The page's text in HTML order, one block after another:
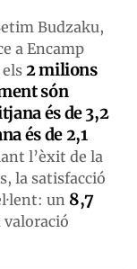
Budzaku,
a Encamp
2 milions
són
és de 3,2
és de 2,1
l’èxit de la
la satisfacció
un 8,7
valoració